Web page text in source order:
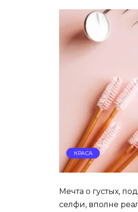
КРАСА
Мечта о густых,
селфи, вполне